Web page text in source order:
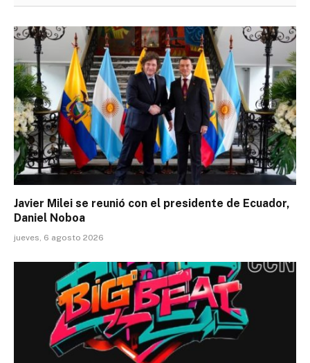
Javier Milei se reunió con el presidente de Ecuador,
Daniel Noboa
jueves, 6 agosto 2026